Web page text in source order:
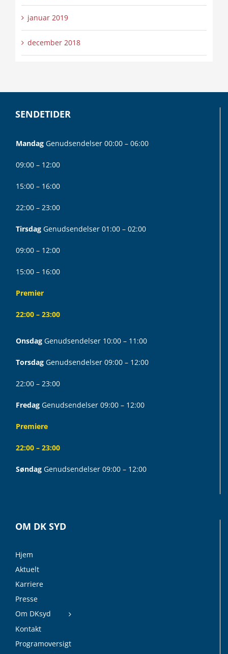
januar 2019
december 2018
SENDETIDER
Mandag Genudsendelser 00:00 – 06:00
09:00 – 12:00
15:00 – 16:00
22:00 – 23:00
Tirsdag Genudsendelser 01:00 – 02:00
09:00 – 12:00
15:00 – 16:00
Premier
22:00 – 23:00
Onsdag Genudsendelser 10:00 – 11:00
Torsdag Genudsendelser 09:00 – 12:00
22:00 – 23:00
Fredag Genudsendelser 09:00 – 12:00
Premiere
22:00 – 23:00
Søndag Genudsendelser 09:00 – 12:00
OM DK SYD
Hjem
Aktuelt
Karriere
Presse
Om DKsyd
Kontakt
Programoversigt